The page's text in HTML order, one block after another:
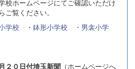
校ホームページにてご確認いただけ
ご覧ください。
学校 ・鉢形小学校
・男衾小学
２０日付埼玉新聞 （ホームページへ